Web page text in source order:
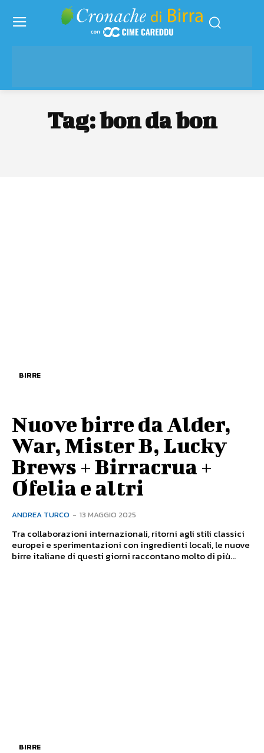
Tag:bon da bon
BIRRE
Nuove birre da Alder,
War, Mister B, Lucky
Brews + Birracrua +
Ofelia e altri
ANDREA TURCO - 13 MAGGIO 2025
Tra collaborazioni internazionali, ritorni agli stili classici
europei e sperimentazioni con ingredienti locali, le nuove
birre italiane di questi giorni raccontano molto di più...
BIRRE